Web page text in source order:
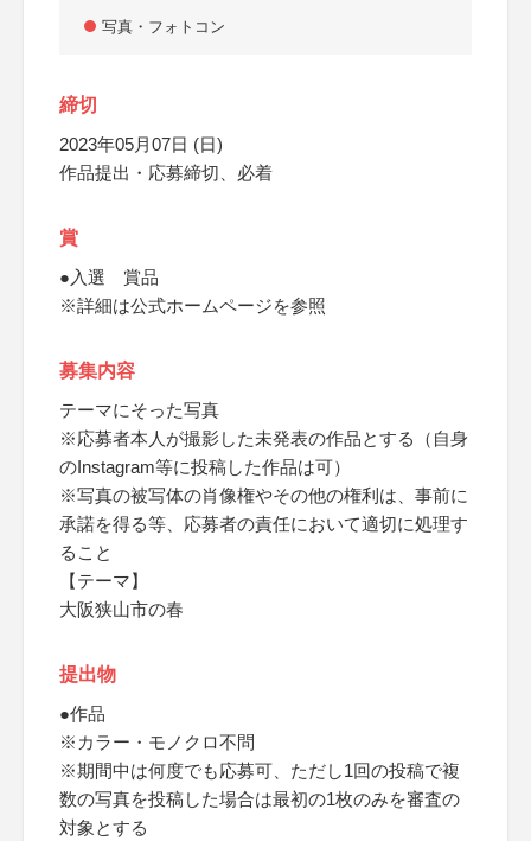
写真・フォトコン
締切
2023年05月07日 (日)
作品提出・応募締切、必着
賞
●入選 賞品
※詳細は公式ホームページを参照
募集内容
テーマにそった写真
※応募者本人が撮影した未発表の作品とする（自身
のInstagram等に投稿した作品は可）
※写真の被写体の肖像権やその他の権利は、事前に
承諾を得る等、応募者の責任において適切に処理す
ること
【テーマ】
大阪狭山市の春
提出物
●作品
※カラー・モノクロ不問
※期間中は何度でも応募可、ただし1回の投稿で複
数の写真を投稿した場合は最初の1枚のみを審査の
対象とする